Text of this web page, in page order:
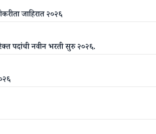
जाहिरात २०२६
पदांची नवीन भरती सुरु २०२६.